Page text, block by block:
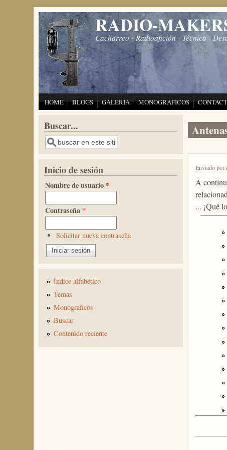
Pasar al contenido principal RADIO-
Cacharreo - Radioafición - Técnica -
HOME BLOGS GALERIA MONOGRAFICOS
Enviado por
A
... ¡Qué
Buscar...
Buscar
Inicio de sesión
Nombre de usuario *
Contraseña *
Solicitar nueva contraseña
Indice alfabético
Temas
Monograficos
Buscar
Contenido reciente